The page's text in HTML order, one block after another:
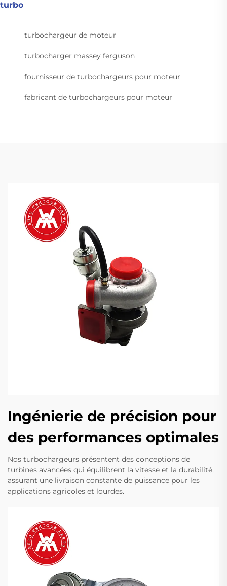
turbo
turbochargeur de moteur
turbocharger massey ferguson
fournisseur de turbochargeurs pour moteur
fabricant de turbochargeurs pour moteur
Ingénierie de précision pour
des performances optimales
Nos turbochargeurs présentent des conceptions de
turbines avancées qui équilibrent la vitesse et la durabilité,
assurant une livraison constante de puissance pour les
applications agricoles et lourdes.